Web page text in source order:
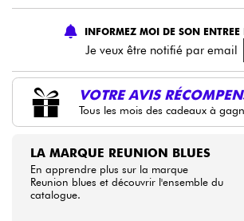
Packs
INFORMEZ MOI DE SON ENTREE
Je veux être notifié par email
VOTRE AVIS
Tous les mois des cadeaux à
LA MARQUE REUNION BLUES
En apprendre plus sur la marque
Reunion blues et découvrir l'ensemble du
catalogue.